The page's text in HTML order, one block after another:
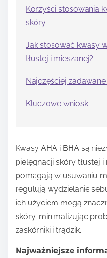
Korzyści stosowania
skóry
Jak stosować kwasy
tłustej i mieszanej?
Najczęściej
Kluczowe wnioski
Kwasy AHA i BHA są
pielęgnacji skóry tłustej
pomagają w usuwaniu
regulują wydzielanie
ich użyciem mogą
skóry, minimalizując
zaskórniki i trądzik.
Najważniejsze